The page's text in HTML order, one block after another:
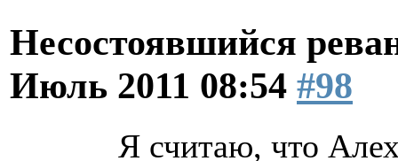
Несостоявшийся
Июль 2011 08:54 #98
Я считаю, что